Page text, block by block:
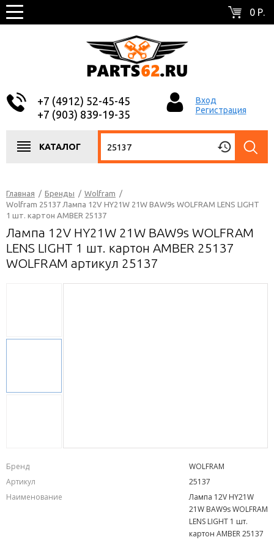
0 Р.
+7 (4912) 52-45-45
+7 (903) 839-19-35
Вход
Регистрация
КАТАЛОГ
Главная / Бренды / Wolfram /
Wolfram 25137 Лампа 12V HY21W 21W BAW9s WOLFRAM LENS LIGHT
1 шт. картон AMBER 25137
Лампа 12V HY21W 21W BAW9s WOLFRAM
LENS LIGHT 1 шт. картон AMBER 25137
WOLFRAM артикул 25137
Бренд
WOLFRAM
Артикул
25137
Наименование
Лампа 12V HY21W
21W BAW9s WOLFRAM
LENS LIGHT 1 шт.
картон AMBER 25137